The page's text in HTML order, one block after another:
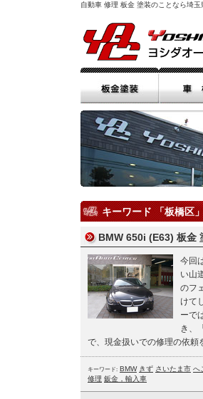
自動車 修理 板金 塗装のことなら埼
キーワード 「板橋区
BMW 650i (E63) 板金
今回
い山
のフ
けて
ーで
き、
で、現金扱いでの修理の依頼
キーワード: BMW きず さいたま市 へ
修理 鈑金，輸入車